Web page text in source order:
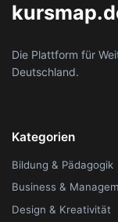
Die Plattform für
Deutschland.
Kategorien
Bildung & Pädagogik
Business &
Design & Kreativität